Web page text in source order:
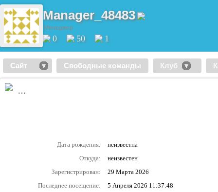
Manager_48483
Менеджер
0 50 1
Сайт Свободные команды Клуб
…
Дата рождения:
неизвестна
Откуда:
неизвестен
Зарегистрирован:
29 Марта 2026
Последнее посещение:
5 Апреля 2026 11:37:48